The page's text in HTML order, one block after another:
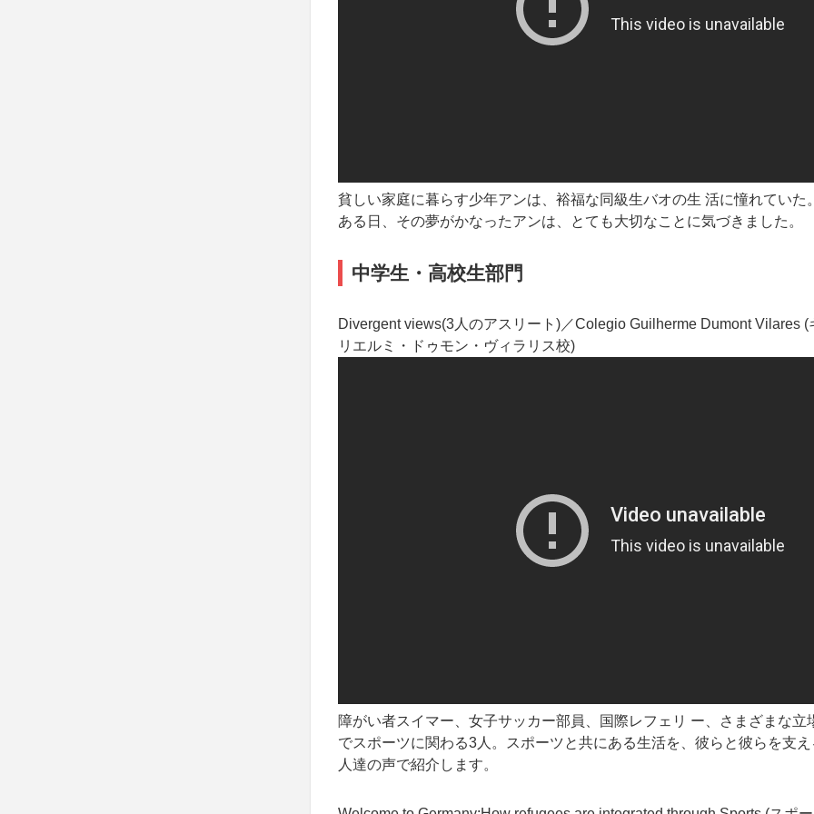
貧しい家庭に暮らす少年アンは、裕福な同級生バオの生 活に憧れていた
ある日、その夢がかなったアンは、とても大切なことに気づきました。
中学生・高校生部門
Divergent views(3人のアスリート)／Colegio Guilherme Dumont Vilares (
リエルミ・ドゥモン・ヴィラリス校)
障がい者スイマー、女子サッカー部員、国際レフェリ ー、さまざまな立
でスポーツに関わる3人。スポーツと共にある生活を、彼らと彼らを支え
人達の声で紹介します。